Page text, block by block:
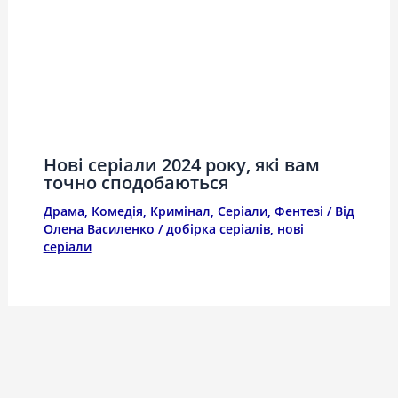
Нові серіали 2024 року, які вам
точно сподобаються
Драма, Комедія, Кримінал, Серіали, Фентезі / Від
Олена Василенко /добірка серіалів, нові
серіали